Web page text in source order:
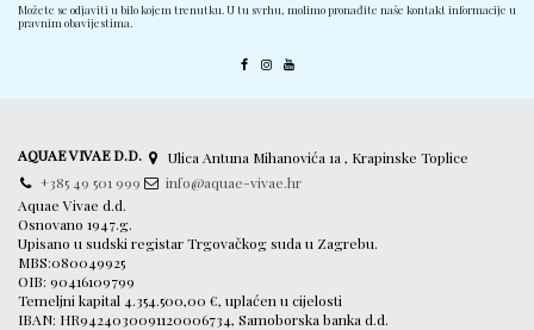
Možete se odjaviti u bilo kojem trenutku. U tu svrhu, molimo pronađite naše kontakt informacije u
pravnim obavijestima.
AQUAE VIVAE D.D.
Ulica Antuna Mihanovića 1a , Krapinske Toplice
+385 49 501 999
info@aquae-vivae.hr
Aquae Vivae d.d.
Osnovano 1947.g.
Upisano u sudski registar Trgovačkog suda u Zagrebu.
MBS:080049925
OIB: 90416109799
Temeljni kapital 4.354.500,00 €, uplaćen u cijelosti
IBAN: HR9424030091120006734, Samoborska banka d.d.